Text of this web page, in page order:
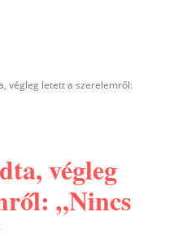
végleg letett a szerelemről:
végleg
„Nincs